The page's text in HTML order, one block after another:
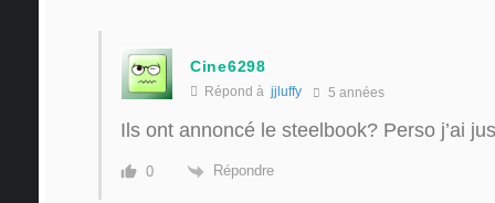
Cine6298
Répond à jjluffy 5 années
Ils ont annoncé le steelbook? Perso j’ai
0 Répondre